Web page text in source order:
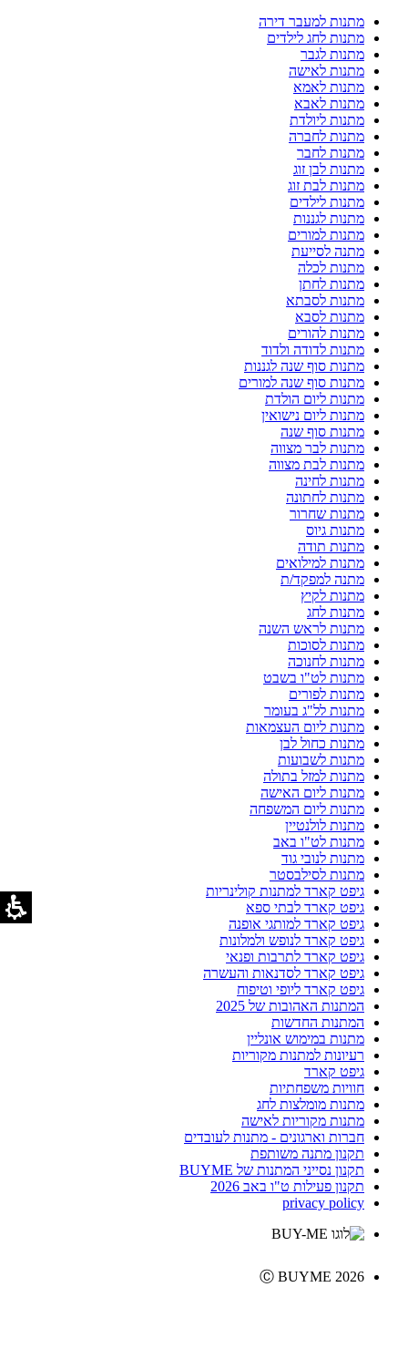
מתנות למעבר דירה
מתנות לחג לילדים
מתנות לגבר
מתנות לאישה
מתנות לאמא
מתנות לאבא
מתנות ליולדת
מתנות לחברה
מתנות לחבר
מתנות לבן זוג
מתנות לבת זוג
מתנות לילדים
מתנות לגננות
מתנות למורים
מתנה לסייעת
מתנות לכלה
מתנות לחתן
מתנות לסבתא
מתנות לסבא
מתנות להורים
מתנות לדודה ולדוד
מתנות סוף שנה לגננות
מתנות סוף שנה למורים
מתנות ליום הולדת
מתנות ליום נישואין
מתנות סוף שנה
מתנות לבר מצווה
מתנות לבת מצווה
מתנות לחינה
מתנות לחתונה
מתנות שחרור
מתנות גיוס
מתנות תודה
מתנות למילואים
מתנה למפקד/ת
מתנות לקיץ
מתנות לחג
מתנות לראש השנה
מתנות לסוכות
מתנות לחנוכה
מתנות לט"ו בשבט
מתנות לפורים
מתנות לל"ג בעומר
מתנות ליום העצמאות
מתנות כחול לבן
מתנות לשבועות
מתנות למזל בתולה
מתנות ליום האישה
מתנות ליום המשפחה
מתנות לולנטיין
מתנות לט"ו באב
מתנות לנובי גוד
מתנות לסילבסטר
גיפט קארד למתנות קולינריות
גיפט קארד לבתי ספא
גיפט קארד למותגי אופנה
גיפט קארד לנופש ולמלונות
גיפט קארד לתרבות ופנאי
גיפט קארד לסדנאות והעשרה
גיפט קארד ליופי וטיפוח
המתנות האהובות של 2025
המתנות החדשות
מתנות במימוש אונליין
רעיונות למתנות מקוריות
גיפט קארד
חוויות משפחתיות
מתנות מומלצות לחג
מתנות מקוריות לאישה
חברות וארגונים - מתנות לעובדים
תקנון מתנה משותפת
תקנון נסייני המתנות של BUYME
תקנון פעילות ט"ו באב 2026
privacy policy
Ⓒ BUYME 2026